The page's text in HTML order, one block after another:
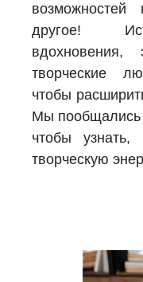
другое!
творческие
чтобы
Мы пообщались
чтобы
творческую